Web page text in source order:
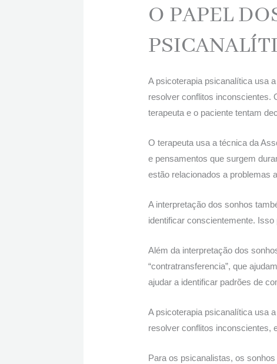
O PAPEL
A psicoterapia psicanalítica usa
resolver conflitos inconscientes.
terapeuta e o paciente tentam
O terapeuta usa a técnica da
e pensamentos que surgem
estão relacionados a problemas
A interpretação dos sonhos
identificar conscientemente.
Além da interpretação dos
“contratransferencia”, que
ajudar a identificar padrões de
A psicoterapia psicanalítica usa
resolver conflitos inconscientes,
Para os psicanalistas, os